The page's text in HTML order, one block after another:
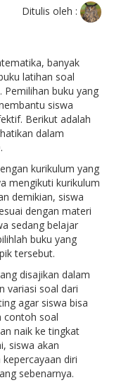
Ditulis oleh :
banyak
latihan soal
buku yang
siswa
Berikut adalah
dalam
kurikulum yang
mengikuti kurikulum
demikian, siswa
dengan materi
sedang belajar
buku yang
tersebut.
disajikan dalam
variasi soal dari
agar siswa bisa
contoh soal
naik ke tingkat
siswa akan
diri
sebenarnya.